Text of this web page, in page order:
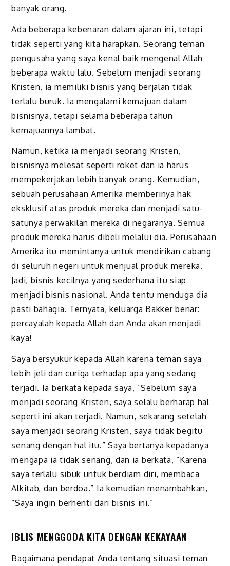
banyak orang.
Ada beberapa kebenaran dalam ajaran ini, tetapi
tidak seperti yang kita harapkan. Seorang teman
pengusaha yang saya kenal baik mengenal Allah
beberapa waktu lalu. Sebelum menjadi seorang
Kristen, ia memi­liki bisnis yang berjalan tidak
terlalu buruk. Ia mengalami kemajuan dalam
bisnisnya, tetapi selama beberapa tahun
kemajuannya lambat.
Namun, ketika ia menjadi seorang Kristen,
bisnisnya melesat seperti roket dan ia harus
mempekerjakan lebih banyak orang. Kemudian,
sebu­ah perusahaan Amerika memberinya hak
eksklusif atas produk mereka dan menjadi satu-
satunya perwakilan mereka di negaranya. Semua
produk mereka harus dibeli melalui dia. Perusahaan
Amerika itu memintanya untuk mendirikan cabang
di seluruh negeri untuk menjual produk mereka.
Jadi, bisnis kecilnya yang sederhana itu siap
menjadi bisnis nasional. Anda tentu menduga dia
pasti bahagia. Ternyata, kelu­arga Bakker benar:
percayalah kepada Allah dan Anda akan menjadi
kaya!
Saya bersyukur kepada Allah karena teman saya
lebih jeli dan curiga terhadap apa yang sedang
terjadi. Ia berkata kepada saya, “Sebelum saya
menjadi seorang Kristen, saya selalu berharap hal
seperti ini akan terjadi. Namun, sekarang setelah
saya menjadi seorang Kristen, saya tidak begitu
senang dengan hal itu.” Saya bertanya kepadanya
mengapa ia tidak senang, dan ia berkata, “Karena
saya terlalu sibuk untuk berdiam diri, membaca
Alkitab, dan berdoa.” Ia kemudian menambahkan,
“Saya ingin berhenti dari bisnis ini.”
IBLIS MENGGODA KITA DENGAN KEKAYAAN
Bagaimana pendapat Anda tentang situasi teman